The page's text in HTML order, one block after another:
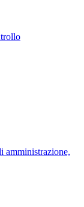
amministrazione,